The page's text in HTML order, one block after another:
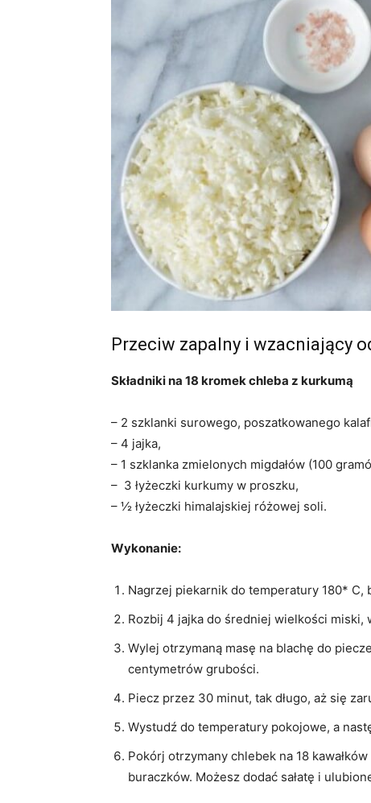
Przeciw zapalny i wzacniający
Składniki na 18 kromek chleba z kurkumą
– 2 szklanki surowego, poszatkowanego
– 4 jajka,
– 1 szklanka zmielonych migdałów (100
– 3 łyżeczki kurkumy w proszku,
– ½ łyżeczki himalajskiej różowej soli.
Wykonanie:
Nagrzej piekarnik do temperatury 180* C,
Rozbij 4 jajka do średniej wielkości miski,
Wylej otrzymaną masę na blachę do
centymetrów grubości.
Piecz przez 30 minut, tak długo, aż się
Wystudź do temperatury pokojowe, a
Pokórj otrzymany chlebek na 18
buraczków. Możesz dodać sałatę i